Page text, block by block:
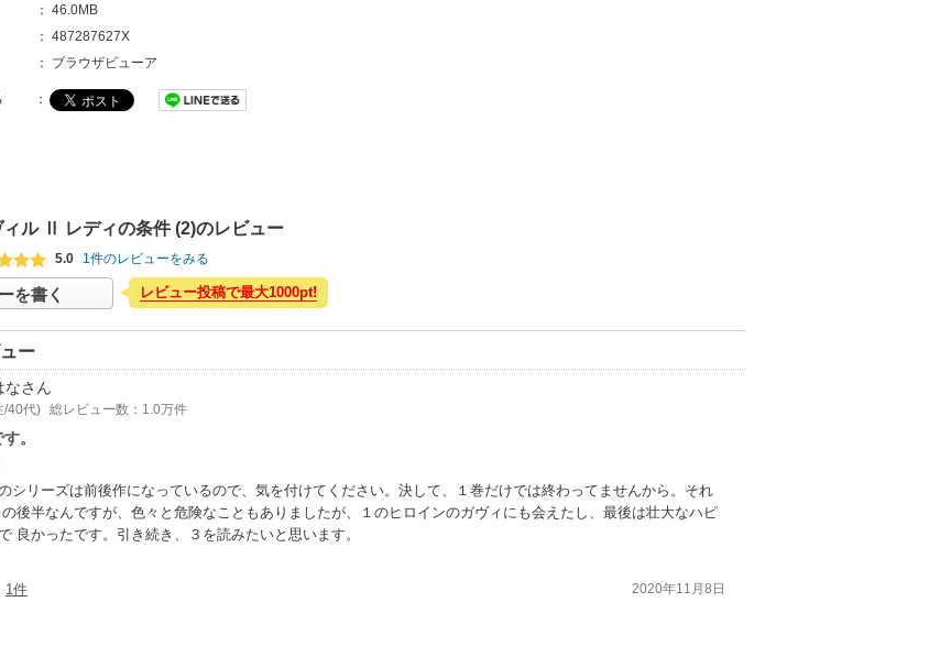
： 46.0MB
： 487287627X
： ブラウザビューア
：
ル Ⅱ レディの条件 (2)のレビュー
5.0 1件のレビューをみる
を書く レビュー投稿で最大1000pt!
ー
なさん
/40代) 総レビュー数：1.0万件
。
シリーズは前後作になっているので、気を付けてください。決して、１巻だけでは終わってませんから。それ
後半なんですが、色々と危険なこともありましたが、１のヒロインのガヴィにも会えたし、最後は壮大なハピ
良かったです。引き続き、３を読みたいと思います。
1件 2020年11月8日